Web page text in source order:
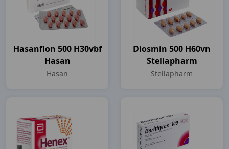
Hasanflon 500 H30vbf
Hasan
Hasan
Diosmin 500 H60vn
Stellapharm
Stellapharm